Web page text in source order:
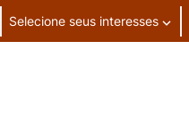
Selecione seus interesses